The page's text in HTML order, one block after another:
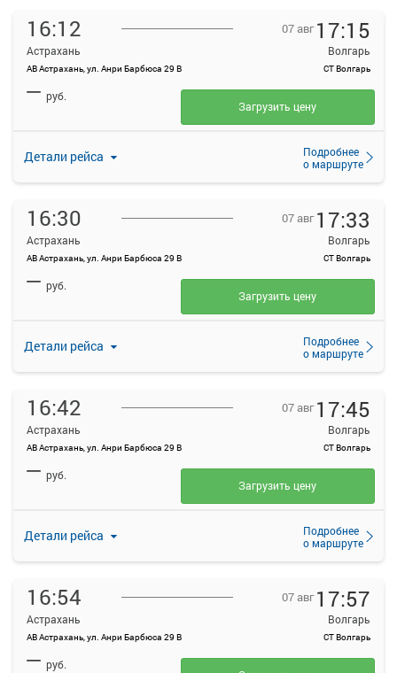
16:12
Астрахань
АВ Астрахань, ул. Анри Барбюса 29 В
07 авг 17:15
Волгарь
СТ Волгарь
Детали рейса
Подробнее
о маршруте
— руб.
Загрузить цену
16:30
Астрахань
АВ Астрахань, ул. Анри Барбюса 29 В
07 авг 17:33
Волгарь
СТ Волгарь
Детали рейса
Подробнее
о маршруте
— руб.
Загрузить цену
16:42
Астрахань
АВ Астрахань, ул. Анри Барбюса 29 В
07 авг 17:45
Волгарь
СТ Волгарь
Детали рейса
Подробнее
о маршруте
— руб.
Загрузить цену
16:54
Астрахань
АВ Астрахань, ул. Анри Барбюса 29 В
07 авг 17:57
Волгарь
СТ Волгарь
— руб.